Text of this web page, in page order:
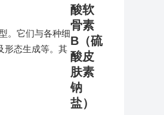
。它们与各种细
形态生成等。其